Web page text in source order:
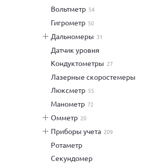
вольтметр 54
гигрометр 50
дальномеры 31
датчик уровня
кондуктометры 27
лазерные скоростемеры
люксметр 55
манометр 72
омметр 20
приборы учета 209
ротаметр
секундомер